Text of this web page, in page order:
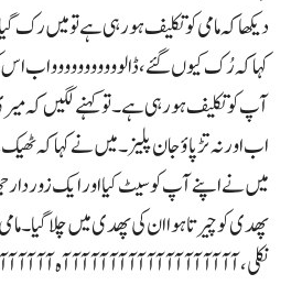
دیکھا کہ مامی کو تکلیف ہو رہی ہے تو میں رک
کہا کہ رُک کیوں گئے، ڈالووووووووووو اب اس
آپ کو تکلیف ہو رہی ہے۔ تو کہنے لگیں کہ میری
اب اور نہ تڑپاؤ جان پلیز۔ میں نے کہا کہ
میں نے اپنے آپ کو سیٹ کیا اور ایک زور دار
پھدی کو چیرتا ہوا ان کی پھدی میں چلا گیا۔
نکلی، آآآآآآآآآآآآآآآآآآآہ